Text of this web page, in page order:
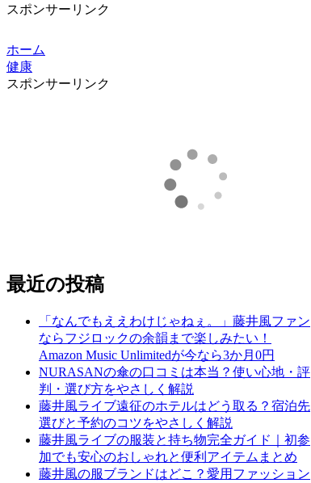
スポンサーリンク
ホーム
健康
スポンサーリンク
最近の投稿
「なんでもええわけじゃねぇ。」藤井風ファン
ならフジロックの余韻まで楽しみたい！
Amazon Music Unlimitedが今なら3か月0円
NURASANの傘の口コミは本当？使い心地・評
判・選び方をやさしく解説
藤井風ライブ遠征のホテルはどう取る？宿泊先
選びと予約のコツをやさしく解説
藤井風ライブの服装と持ち物完全ガイド｜初参
加でも安心のおしゃれと便利アイテムまとめ
藤井風の服ブランドはどこ？愛用ファッション